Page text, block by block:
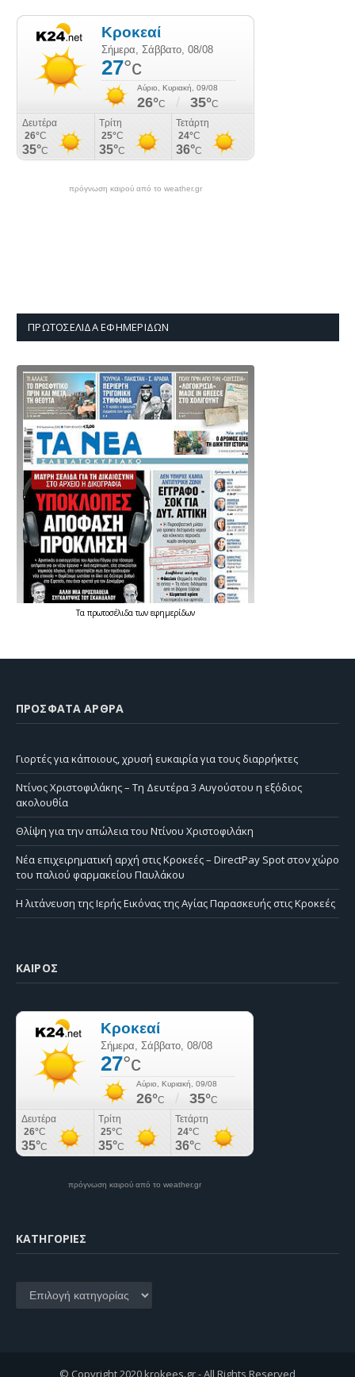
πρόγνωση καιρού από το weather.gr
ΠΡΩΤΟΣΈΛΙΔΑ ΕΦΗΜΕΡΊΔΩΝ
Τα πρωτοσέλιδατων εφημερίδων
ΠΡΌΣΦΑΤΑ ΆΡΘΡΑ
Γιορτές για κάποιους, χρυσή ευκαιρία για τους διαρρήκτες
Ντίνος Χριστοφιλάκης – Τη Δευτέρα 3 Αυγούστου η εξόδιος
ακολουθία
Θλίψη για την απώλεια του Ντίνου Χριστοφιλάκη
Νέα επιχειρηματική αρχή στις Κροκεές – DirectPay Spot στον χώρο
του παλιού φαρμακείου Παυλάκου
Η λιτάνευση της Ιερής Εικόνας της Αγίας Παρασκευής στις Κροκεές
ΚΑΙΡΌΣ
πρόγνωση καιρού από το weather.gr
KΑΤΗΓΟΡΊΕΣ
Kατηγορίες
© Copyright 2020 krokees.gr - All Rights Reserved